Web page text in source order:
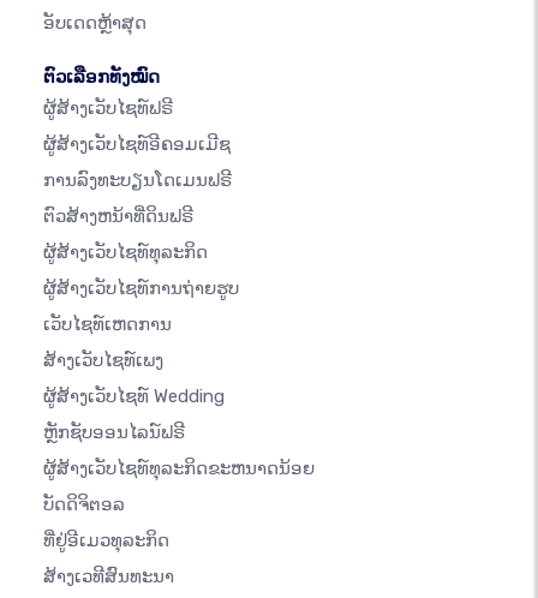
ອັບເດດຫຼ້າສຸດ
ຕົວເລືອກທັງໝົດ
ຜູ້ສ້າງເວັບໄຊທ໌ຟຣີ
ຜູ້ສ້າງເວັບໄຊທ໌ອີຄອມເມີຊ
ການລົງທະບຽນໂດເມນຟຣີ
ຕົວສ້າງຫນ້າທີ່ດິນຟຣີ
ຜູ້ສ້າງເວັບໄຊທ໌ທຸລະກິດ
ຜູ້ສ້າງເວັບໄຊທ໌ການຖ່າຍຮູບ
ເວັບໄຊທ໌ເຫດການ
ສ້າງເວັບໄຊທ໌ເພງ
ຜູ້ສ້າງເວັບໄຊທ໌ Wedding
ຫຼັກຊັບອອນໄລນ໌ຟຣີ
ຜູ້ສ້າງເວັບໄຊທ໌ທຸລະກິດຂະຫນາດນ້ອຍ
ບັດດິຈິຕອລ
ທີ່ຢູ່ອີເມວທຸລະກິດ
ສ້າງເວທີສົນທະນາ